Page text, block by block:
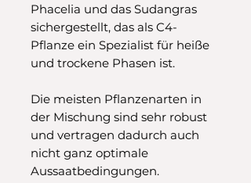
Phacelia und das Sudangras
sichergestellt, das als C4-
Pflanze ein Spezialist für heiße
und trockene Phasen ist.
Die meisten Pflanzenarten in
der Mischung sind sehr robust
und vertragen dadurch auch
nicht ganz optimale
Aussaatbedingungen.